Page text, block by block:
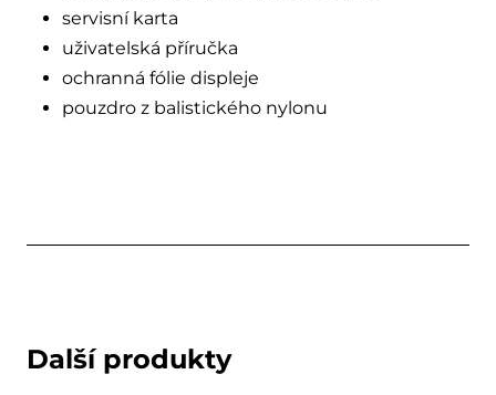
servisní karta
uživatelská příručka
ochranná fólie displeje
pouzdro z balistického nylonu
Další produkty